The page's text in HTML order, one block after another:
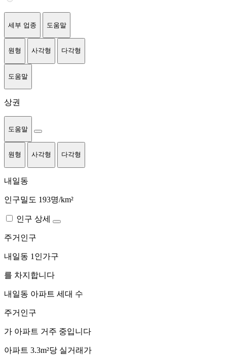
세부 업종 도움말
원형 사각형 다각형
도움말
상권
도움말
원형 사각형 다각형
내일동
인구밀도 193명/km²
인구 상세
주거인구
내일동 1인가구
를 차지합니다
내일동 아파트 세대 수
주거인구
가 아파트 거주 중입니다
아파트 3.3m²당 실거래가